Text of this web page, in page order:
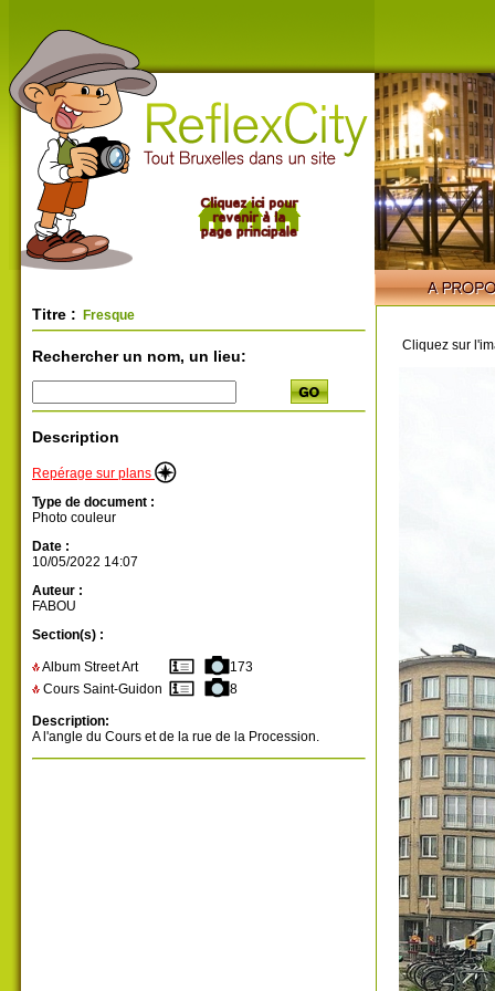
Titre : Fresque
Rechercher un nom, un lieu:
Description
Repérage sur plans
Type de document :
Photo couleur
Date :
10/05/2022 14:07
Auteur :
FABOU
Section(s) :
Album Street Art
173
Cours Saint-Guidon
8
Description:
A l'angle du Cours et de la rue de la Procession.
Cliquez sur